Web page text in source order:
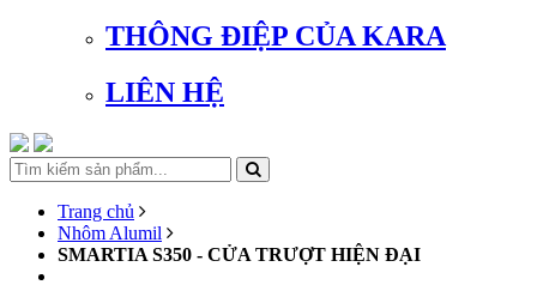
THÔNG ĐIỆP CỦA KARA
LIÊN HỆ
Trang chủ
Nhôm Alumil
SMARTIA S350 - CỬA TRƯỢT HIỆN ĐẠI